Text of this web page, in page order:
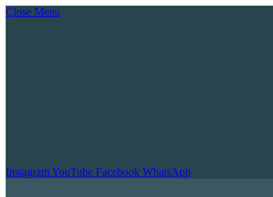
Close Menu
InstagramYouTube Facebook WhatsApp